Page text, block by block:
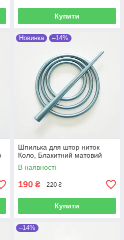
Купити
Новинка –14%
Шпилька для штор ниток
Коло, Блакитний матовий
В наявності
190 ₴ 220 ₴
Купити
–14%